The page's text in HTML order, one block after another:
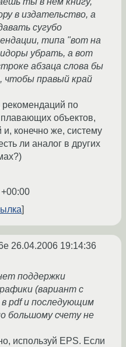
в издательство, а
сугубо
типа "вот на
убрать, а вот
абзаца слова бы
чтобы правый край
рекомендаций по
объектов,
и, конечно же, систему
ли аналог в других
26.04.2006 19:14:36
поддержки
(вариант с
pdf и последующим
большому счету не
используй EPS. Если